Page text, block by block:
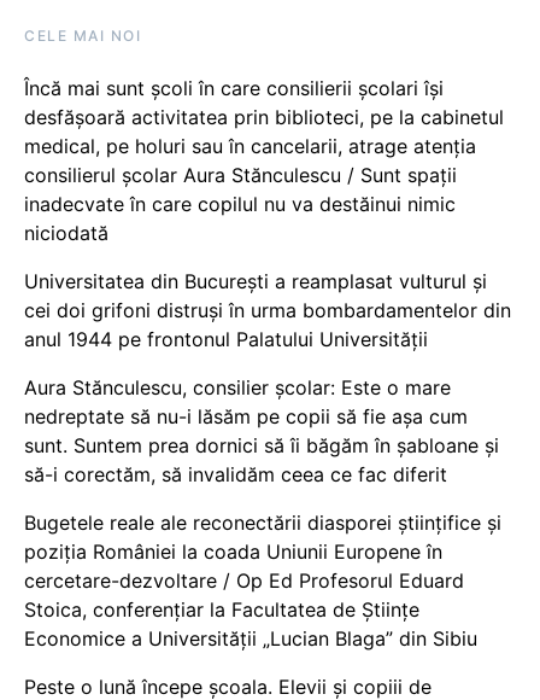
CELE MAI NOI
Încă mai sunt școli în care consilierii școlari își
desfășoară activitatea prin biblioteci, pe la cabinetul
medical, pe holuri sau în cancelarii, atrage atenția
consilierul școlar Aura Stănculescu / Sunt spații
inadecvate în care copilul nu va destăinui nimic
niciodată
Universitatea din București a reamplasat vulturul și
cei doi grifoni distruși în urma bombardamentelor din
anul 1944 pe frontonul Palatului Universității
Aura Stănculescu, consilier școlar: Este o mare
nedreptate să nu-i lăsăm pe copii să fie așa cum
sunt. Suntem prea dornici să îi băgăm în șabloane și
să-i corectăm, să invalidăm ceea ce fac diferit
Bugetele reale ale reconectării diasporei științifice și
poziția României la coada Uniunii Europene în
cercetare-dezvoltare / Op Ed Profesorul Eduard
Stoica, conferențiar la Facultatea de Științe
Economice a Universității „Lucian Blaga” din Sibiu
Peste o lună începe școala. Elevii și copiii de